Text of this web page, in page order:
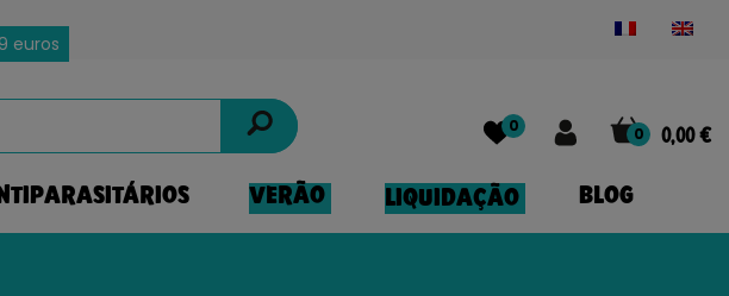
euros
0 0,00 €
0
VERÃO LIQUIDAÇÃO BLOG